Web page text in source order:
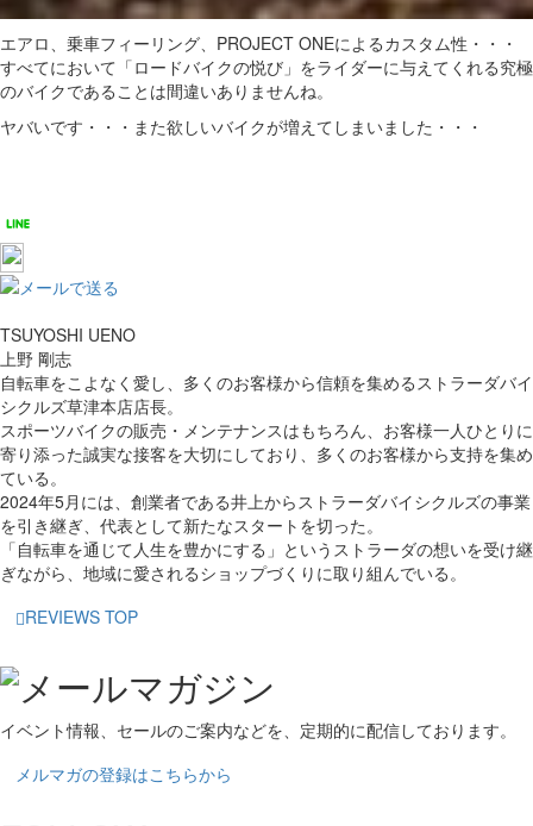
エアロ、乗車フィーリング、PROJECT ONEによるカスタム性・・・
すべてにおいて「ロードバイクの悦び」をライダーに与えてくれる究極
のバイクであることは間違いありませんね。
ヤバいです・・・また欲しいバイクが増えてしまいました・・・
TSUYOSHI UENO
上野 剛志
自転車をこよなく愛し、多くのお客様から信頼を集めるストラーダバイ
シクルズ草津本店店長。
スポーツバイクの販売・メンテナンスはもちろん、お客様一人ひとりに
寄り添った誠実な接客を大切にしており、多くのお客様から支持を集め
ている。
2024年5月には、創業者である井上からストラーダバイシクルズの事業
を引き継ぎ、代表として新たなスタートを切った。
「自転車を通じて人生を豊かにする」というストラーダの想いを受け継
ぎながら、地域に愛されるショップづくりに取り組んでいる。
REVIEWS TOP
イベント情報、セールのご案内などを、定期的に配信しております。
メルマガの登録はこちらから